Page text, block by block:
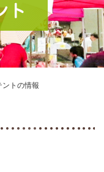
ト
ントの情報